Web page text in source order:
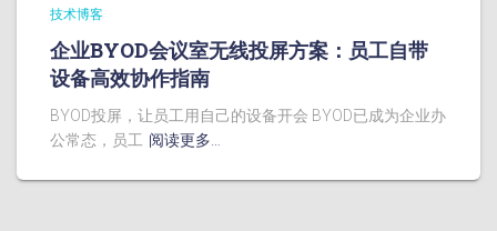
技术博客
企业BYOD会议室无线投屏方案：员工自带
设备高效协作指南
BYOD投屏，让员工用自己的设备开会 BYOD已成为企业办
公常态，员工 阅读更多…